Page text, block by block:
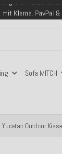
Klarna, PayPal &
Sofa MITCH
Yucatan Outdoor